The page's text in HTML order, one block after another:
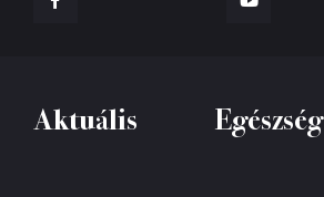
Aktuális Egészség